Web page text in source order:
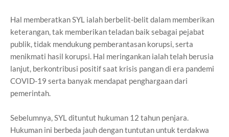
Hal memberatkan SYL ialah berbelit-belit dalam memberikan
keterangan, tak memberikan teladan baik sebagai pejabat
publik, tidak mendukung pemberantasan korupsi, serta
menikmati hasil korupsi. Hal meringankan ialah telah berusia
lanjut, berkontribusi positif saat krisis pangan di era pandemi
COVID-19 serta banyak mendapat penghargaan dari
pemerintah.
Sebelumnya, SYL dituntut hukuman 12 tahun penjara.
Hukuman ini berbeda jauh dengan tuntutan untuk terdakwa